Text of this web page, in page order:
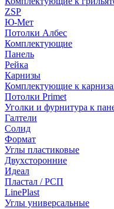
ZSP
Ю-Мет
Потолки Албес
Комплектующие
Панель
Рейка
Карнизы
Комплектующие к
Потолки Primet
Уголки и фурнитура к
Галтели
Солид
Формат
Углы пластиковые
Двухсторонние
Идеал
Пластал / РСП
LinePlast
Углы универсальные